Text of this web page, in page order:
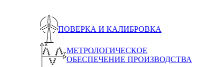
ПОВЕРКА И КАЛИБРОВКА
МЕТРОЛОГИЧЕСКОЕ
ОБЕСПЕЧЕНИЕ ПРОИЗВОДСТВА